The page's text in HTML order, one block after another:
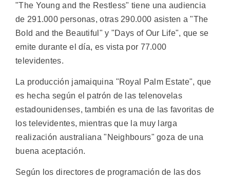
"The Young and the Restless" tiene una audiencia
de 291.000 personas, otras 290.000 asisten a "The
Bold and the Beautiful" y "Days of Our Life", que se
emite durante el día, es vista por 77.000
televidentes.
La producción jamaiquina "Royal Palm Estate", que
es hecha según el patrón de las telenovelas
estadounidenses, también es una de las favoritas de
los televidentes, mientras que la muy larga
realización australiana "Neighbours" goza de una
buena aceptación.
Según los directores de programación de las dos